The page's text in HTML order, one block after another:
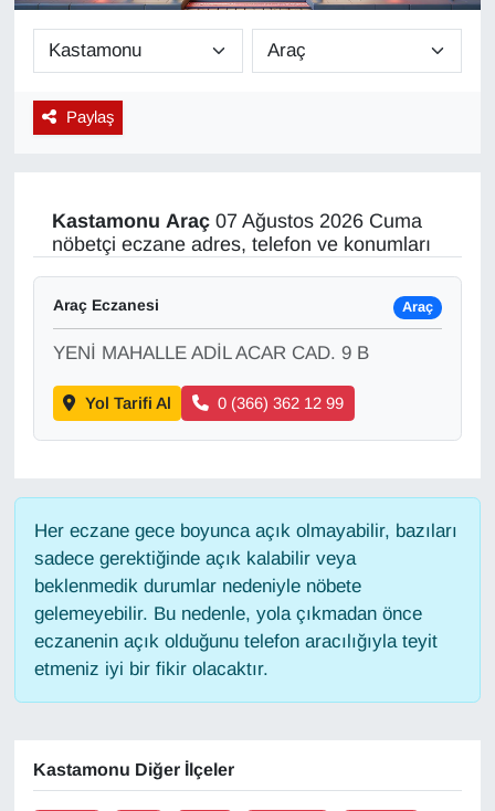
Paylaş
Kastamonu Araç07 Ağustos 2026 Cuma
nöbetçi eczane adres, telefon ve konumları
Araç Eczanesi Araç
YENİ MAHALLE ADİL ACAR CAD. 9 B
Yol Tarifi Al 0 (366) 362 12 99
Her eczane gece boyunca açık olmayabilir, bazıları
sadece gerektiğinde açık kalabilir veya
beklenmedik durumlar nedeniyle nöbete
gelemeyebilir. Bu nedenle, yola çıkmadan önce
eczanenin açık olduğunu telefon aracılığıyla teyit
etmeniz iyi bir fikir olacaktır.
Kastamonu Diğer İlçeler
Diğer
DÜNYA
EKONOMİ
Eleman
Emlak
Gündem
Haber
HABERDE İNSAN
Kadın